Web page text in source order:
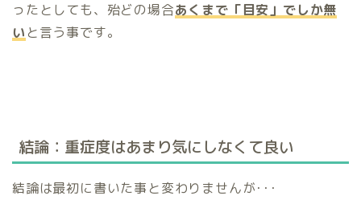
ったとしても、殆どの場合あくまで「目安」でしか無
い と言う事です。
結論：重症度はあまり気にしなくて良い
結論は最初に書いた事と変わりませんが･･･